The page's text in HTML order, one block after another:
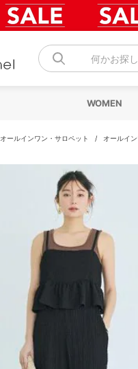
何かお探
WOMEN
オールインワン・サロペット / オールイ